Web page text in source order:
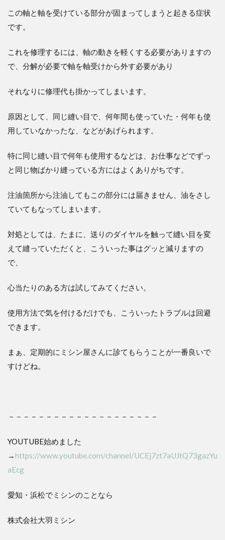
この軸と軸を受けている部分が固まってしまうと起きる症状
です。
これを修理するには、軸の動きを軽くする必要がありますの
で、分解が必要で軸を軸受けから外す必要があり
それなりに修理代も掛かってしまいます。
原因として、同じ縫い目で、何年間も使っていた・何年も使
用していなかったな、などがあげられます。
特に同じ縫い目で何年も使用するなどは、お仕事などでずっ
と同じ物ばかり縫っている方にはよくありがちです。
注油箇所から注油してもこの部分には届きません、油をさし
ていてもなってしまいます。
対処としては、たまに、送りのダイヤルを触って縫い目を変
えて縫っていただくと、こういった事はグッと減りますの
で、
心当たりのある方は試してみてください。
使用方法で気を付けるだけでも、こういったトラブルは回避
できます。
まぁ、定期的にミシン屋さんに診てもらうことが一番良いで
すけどね。
－－－－－－－－－－－－－－－－－－－－
YOUTUBE始めました
→https://www.youtube.com/channel/UCEj7zt7aUJtQ73gazYu
aEcg
愛知・浜松でミシンのことなら
株式会社大羽ミシン